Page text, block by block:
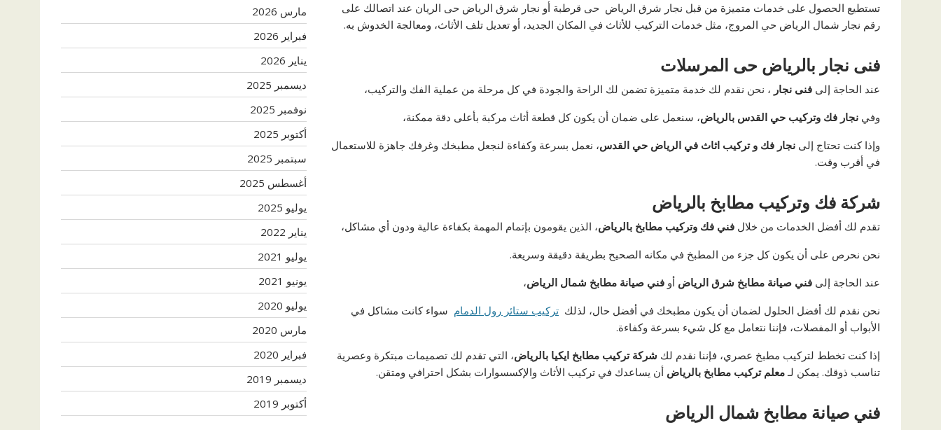
تستطيع الحصول على خدمات متميزة من قبل نجار شرق الرياض حى قرطبة أو نجار شرق الرياض حى الريان عند اتصالك على
رقم نجار شمال الرياض حي المروج، مثل خدمات التركيب للأثاث في المكان الجديد، أو تعديل تلف الأثاث، ومعالجة الخدوش به.
فنى نجار بالرياض حى المرسلات
عند الحاجة إلى فنى نجار ، نحن نقدم لك خدمة متميزة تضمن لك الراحة والجودة في كل مرحلة من عملية الفك والتركيب،
وفي نجار فك وتركيب حي القدس بالرياض، سنعمل على ضمان أن يكون كل قطعة أثاث مركبة بأعلى دقة ممكنة،
وإذا كنت تحتاج إلى نجار فك و تركيب اثاث في الرياض حي القدس، نعمل بسرعة وكفاءة لنجعل مطبخك وغرفك جاهزة للاستعمال
في أقرب وقت.
شركة فك وتركيب مطابخ بالرياض
تقدم لك أفضل الخدمات من خلال فني فك وتركيب مطابخ بالرياض، الذين يقومون بإتمام المهمة بكفاءة عالية ودون أي مشاكل،
نحن نحرص على أن يكون كل جزء من المطبخ في مكانه الصحيح بطريقة دقيقة وسريعة.
عند الحاجة إلى فني صيانة مطابخ شرق الرياض أو فني صيانة مطابخ شمال الرياض،
نحن نقدم لك أفضل الحلول لضمان أن يكون مطبخك في أفضل حال، لذلك تركيب ستائر رول الدمام سواء كانت مشاكل في
الأبواب أو المفصلات، فإننا نتعامل مع كل شيء بسرعة وكفاءة.
إذا كنت تخطط لتركيب مطبخ عصري، فإننا نقدم لك شركة تركيب مطابخ ايكيا بالرياض، التي تقدم لك تصميمات مبتكرة وعصرية
تناسب ذوقك. يمكن لـمعلم تركيب مطابخ بالرياض أن يساعدك في تركيب الأثاث والإكسسوارات بشكل احترافي ومتقن.
فني صيانة مطابخ شمال الرياض
مارس 2026
فبراير 2026
يناير 2026
ديسمبر 2025
نوفمبر 2025
أكتوبر 2025
سبتمبر 2025
أغسطس 2025
يوليو 2025
يناير 2022
يوليو 2021
يونيو 2021
يوليو 2020
مارس 2020
فبراير 2020
ديسمبر 2019
أكتوبر 2019